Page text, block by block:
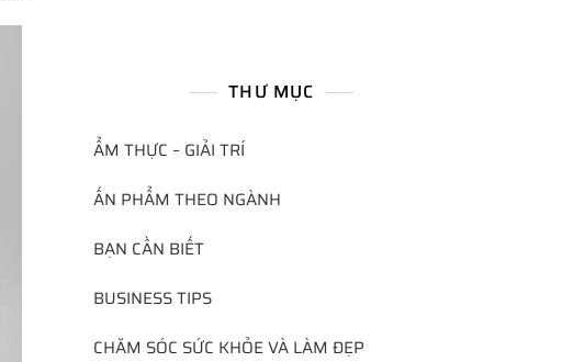
THƯ MỤC
ẨM THỰC – GIẢI TRÍ
ẤN PHẨM THEO NGÀNH
BẠN CẦN BIẾT
BUSINESS TIPS
CHĂM SÓC SỨC KHỎE VÀ LÀM ĐẸP